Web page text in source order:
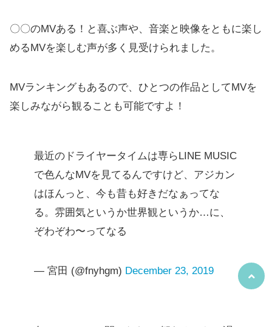
〇〇のMVある！と喜ぶ声や、音楽と映像をともに楽し
めるMVを楽しむ声が多く見受けられました。
MVランキングもあるので、ひとつの作品としてMVを
楽しみながら観ることも可能ですよ！
最近のドライヤータイムは専らLINE MUSIC
で色んなMVを見てるんですけど、アジカン
はほんっと、今も昔も好きだなぁってな
る。雰囲気というか世界観というか…に、
ぞわぞわ〜ってなる
— 宮田 (@fnyhgm) December 23, 2019